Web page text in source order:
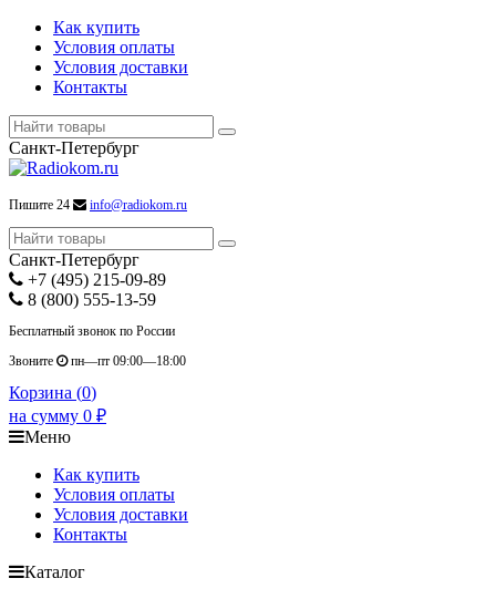
Как купить
Условия оплаты
Условия доставки
Контакты
Санкт-Петербург
Пишите 24 info@radiokom.ru
Санкт-Петербург
+7 (495) 215-09-89
8 (800) 555-13-59
Бесплатный звонок по России
Звоните
пн—пт 09:00—18:00
Корзина (0)
на сумму 0 ₽
Меню
Как купить
Условия оплаты
Условия доставки
Контакты
Каталог